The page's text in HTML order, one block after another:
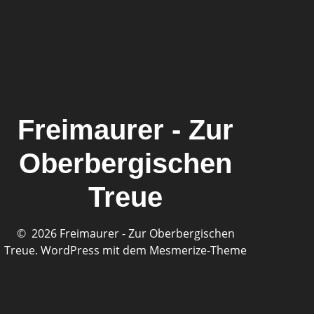
Freimaurer - Zur
Oberbergischen
Treue
© 2026 Freimaurer - Zur Oberbergischen
Treue. WordPress mit dem Mesmerize-Theme